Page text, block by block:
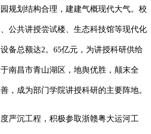
规划结构合理，建建气概现代大气。校
公共讲授尝试楼、生态科技馆等现代化
备总额达2。65亿元，为讲授科研供给
南昌市青山湖区，地舆优胜，颠末全
，成为部门学院讲授科研的主要阵地。
沉工程，积极参取浙赣粤大运河工